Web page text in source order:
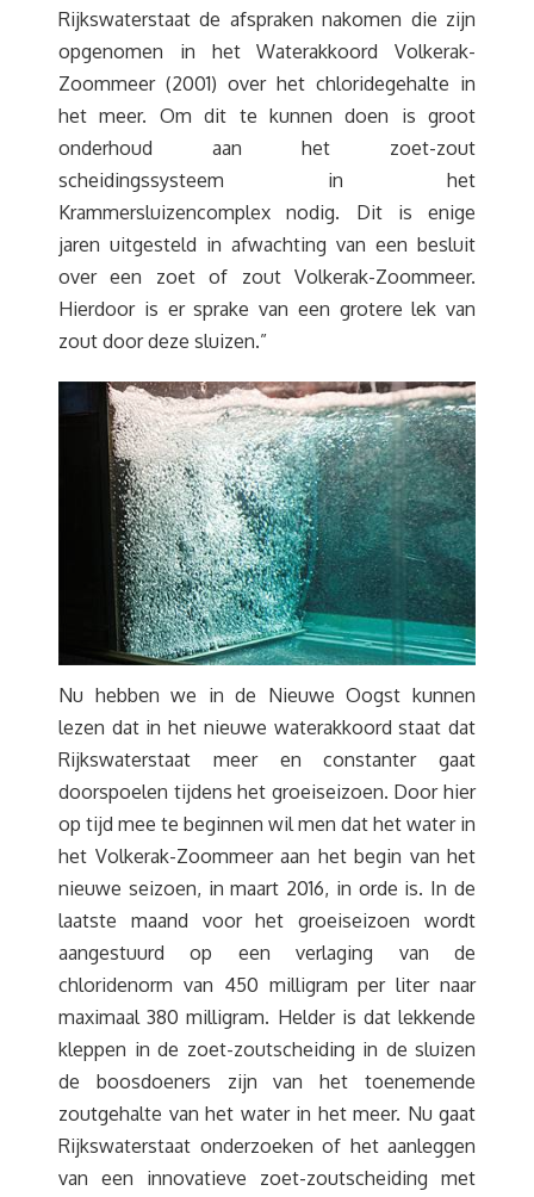
Rijkswaterstaat de afspraken nakomen die zijn
opgenomen in het Waterakkoord Volkerak-
Zoommeer (2001) over het chloridegehalte in
het meer. Om dit te kunnen doen is groot
onderhoud aan het zoet-zout
scheidingssysteem in het
Krammersluizencomplex nodig. Dit is enige
jaren uitgesteld in afwachting van een besluit
over een zoet of zout Volkerak-Zoommeer.
Hierdoor is er sprake van een grotere lek van
zout door deze sluizen.”
Nu hebben we in de Nieuwe Oogst kunnen
lezen dat in het nieuwe waterakkoord staat dat
Rijkswaterstaat meer en constanter gaat
doorspoelen tijdens het groeiseizoen. Door hier
op tijd mee te beginnen wil men dat het water in
het Volkerak-Zoommeer aan het begin van het
nieuwe seizoen, in maart 2016, in orde is. In de
laatste maand voor het groeiseizoen wordt
aangestuurd op een verlaging van de
chloridenorm van 450 milligram per liter naar
maximaal 380 milligram. Helder is dat lekkende
kleppen in de zoet-zoutscheiding in de sluizen
de boosdoeners zijn van het toenemende
zoutgehalte van het water in het meer. Nu gaat
Rijkswaterstaat onderzoeken of het aanleggen
van een innovatieve zoet-zoutscheiding met